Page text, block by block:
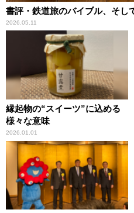
書評・鉄道旅のバイブル、そし
2026.05.11
縁起物の“スイーツ”に込める
様々な意味
2026.01.01